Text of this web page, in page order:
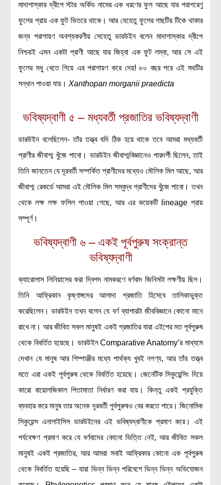
মাদাগাস্কার দ্বীপে স্টার অর্কিড নামের এক ধরণের ফুল আছে যার পরাগরেণু
ফুলের প্রায় এক ফুট ভিতরে থাকে। আর যেহেতু ফুলের গাছটির টিকে থাকার
জন্য পরাগায়ণ অবশ্যকরণীয় সেহেতু ডারউইন বলেন মাদাগাস্কার দ্বীপে
নিশ্চয়ই এমন একটা প্রাণী আছে যার জিহ্বা এক ফুট লম্বা, আর সে এই
ফুলের মধু খেতে গিয়ে এর পরাগায়ণ করে দেয়! ৮০ বছর পরে এই মথটির
সন্ধান পাওয়া যায়।Xanthopan morganii praedicta
ভবিষ্যদ্বাণী ৫ – মধ্যবর্তী প্রজাতির ভবিষ্যদ্বাণী
ডারউইন বলেছিলেন- তাঁর তত্ত্ব যদি ঠিক হয়ে থাকে তবে আমরা মধ্যবর্তী
প্রাণীর জীবাশ্ম খুঁজে পাবো। ডারউইন জীবাশ্মবিজ্ঞানেও পারদর্শী ছিলেন, তাই
তিনি জানতেন যে দূরবর্তী সম্পর্কিত প্রাণীদের মধ্যেও মৌলিক মিল আছে, আর
জীবাশ্ম রেকর্ডে আমরা এই মৌলিক মিল সম্বৃদ্ধ প্রাণীদের খুঁজে পাবো। তখন
থেকে লক্ষ লক্ষ ফসিল পাওয়া গেছে, আর এর কয়েকটি lineage প্রায়
সম্পূর্ণ।
ভবিষ্যদ্বাণী ৬ – একই পূর্বপুরুষ সংক্রান্ত
ভবিষ্যদ্বাণী
ক্যারোলাস লিনিয়াসের করা দ্বিপদ নামকরণে বর্ণবাদ জিনিসটা লক্ষণীয় ছিল।
তিনি আফ্রিকান কৃষ্ণাঙ্গদের আলাদা প্রজাতি হিসেবে তালিকাভুক্ত
করেছিলেন। ডারউইন তখন বলেন যে বর্ণ ব্যাপারটা জীববিজ্ঞানে কোনো মানে
রাখে না। আর জীবিত সকল মানুষই একই প্রজাতির যারা এইপের মত পূর্বপুরুষ
থেকে বিবর্তিত হয়েছে। ডারউইন Comparative Anatomy’র মাধ্যমে
দেখান যে মানুষ আর শিম্পাঞ্জীর মধ্যে পার্থক্য খুবই নগণ্য, আর তাঁর তত্ত্ব
মতে এরা একই পূর্বপুরুষ থেকে বিবর্তিত হয়েছে। জেনেটিক সিকুয়েন্সিং দিয়ে
কারো বায়োলজিকাল পিতামাতা নির্ধারণ করা যায়। কিন্তু একই প্রযুক্তি
ব্যবহার করে মানুষ তার অনেক দূরবর্তী পূর্বপুরুষও বের করতে পারে। জিনোমিক
সিকুয়েন্স এনালাইসিস ডারউইনের এই ভবিষ্যদ্বাণীকে প্রমাণ করে। এই
পর্যবেক্ষণ প্রমাণ করে যে বর্ণবাদের কোনো ভিত্তি নেই, আর জীবিত সকল
মানুষই একই প্রজাতির, আর আমরা সবাই আফ্রিকার কোনো এক পূর্বপুরুষ
থেকে বিবর্তিত হয়েছি – যারা ভিন্ন ভিন্ন পরিবেশে ভিন্ন ভিন্ন অভিযোজন